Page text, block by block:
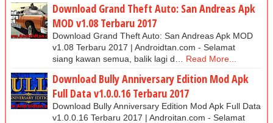
Download Grand Theft Auto: San Andreas Apk
MOD v1.08 Terbaru 2017
Download Grand Theft Auto: San Andreas Apk MOD
v1.08 Terbaru 2017 | Androidtan.com - Selamat
siang kawan semua, balik lagi d…
Read More...
Download Bully Anniversary Edition Mod Apk
Full Data v1.0.0.16 Terbaru 2017
Download Bully Anniversary Edition Mod Apk Full Data
v1.0.0.16 Terbaru 2017 | Androitan.com - Selamat